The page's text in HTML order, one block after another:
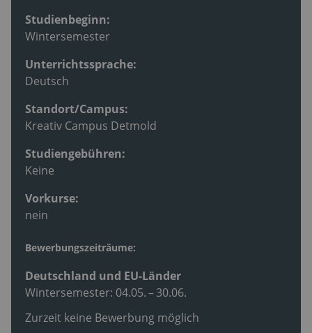
Studienbeginn:
Wintersemester
Unterrichtssprache:
Deutsch
Standort/Campus:
Kreativ Campus Detmold
Studiengebühren:
Keine
Vorkurse:
nein
Bewerbungszeiträume:
Deutschland und EU-Länder
Wintersemester: 04.05. – 30.06.
Zurzeit keine Bewerbung möglich